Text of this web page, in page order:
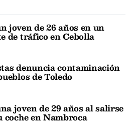
joven de 26 años en un
de tráfico en Cebolla
denuncia contaminación
de Toledo
joven de 29 años al salirse
coche en Nambroca